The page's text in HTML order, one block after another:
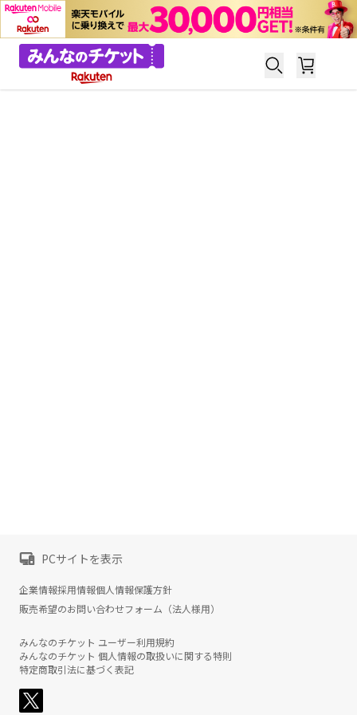
PCサイトを表示
企業情報採用情報個人情報保護方針
販売希望のお問い合わせフォーム（法人様用）
みんなのチケット ユーザー利用規約
みんなのチケット 個人情報の取扱いに関する特則
特定商取引法に基づく表記